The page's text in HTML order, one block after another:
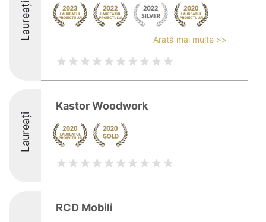
Laureați Arată mai multe >>
Laureați
Kastor Woodwork
RCD Mobili